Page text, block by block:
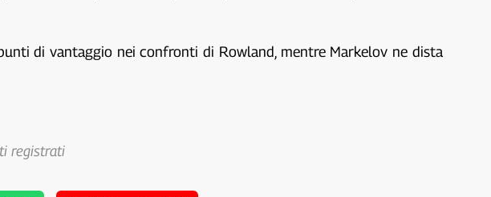
di vantaggio nei confronti di Rowland, mentre Markelov ne dista
registrati